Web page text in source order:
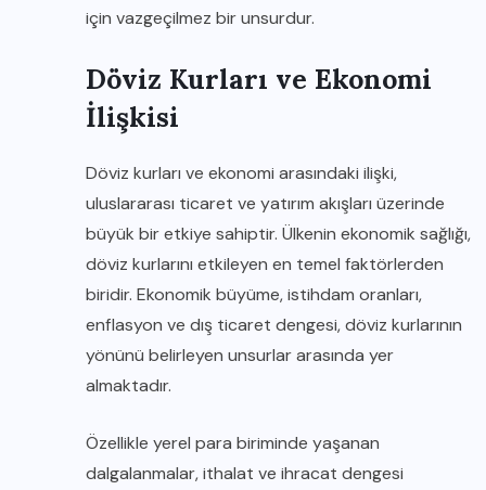
için vazgeçilmez bir unsurdur.
Döviz Kurları ve Ekonomi
İlişkisi
Döviz kurları ve ekonomi arasındaki ilişki,
uluslararası ticaret ve yatırım akışları üzerinde
büyük bir etkiye sahiptir. Ülkenin ekonomik sağlığı,
döviz kurlarını etkileyen en temel faktörlerden
biridir. Ekonomik büyüme, istihdam oranları,
enflasyon ve dış ticaret dengesi, döviz kurlarının
yönünü belirleyen unsurlar arasında yer
almaktadır.
Özellikle yerel para biriminde yaşanan
dalgalanmalar, ithalat ve ihracat dengesi